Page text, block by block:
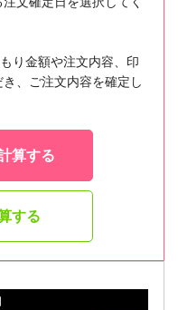
り金額や注文内容、印
、ご注文内容を確定し
算する
する